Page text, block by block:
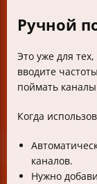
Ручной
Это уже для
вводите
поймать
Когда
каналов.
Нужно